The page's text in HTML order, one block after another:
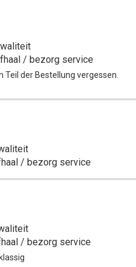
U
/ bezorg service
Teil der Bestellung vergessen.
/ bezorg service
/ bezorg service